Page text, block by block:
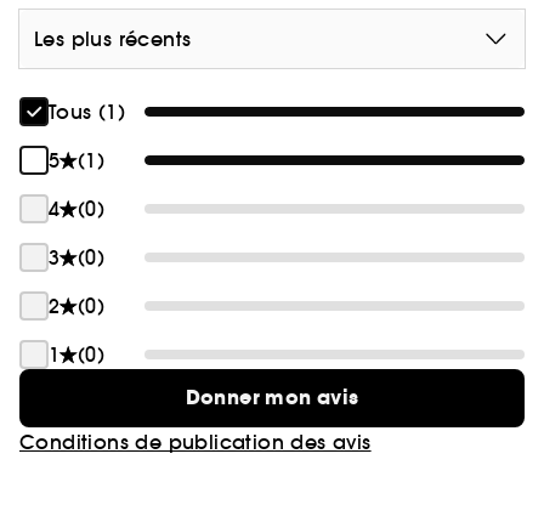
Les plus récents
Tous (1)
5
(1)
4
(0)
3
(0)
2
(0)
1
(0)
Donner mon avis
Conditions de publication des avis